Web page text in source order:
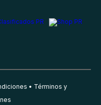
Términos y